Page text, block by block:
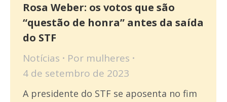
Rosa Weber: os votos que são
“questão de honra” antes da saída
do STF
Notícias Por mulheres
4 de setembro de 2023
A presidente do STF se aposenta no fim